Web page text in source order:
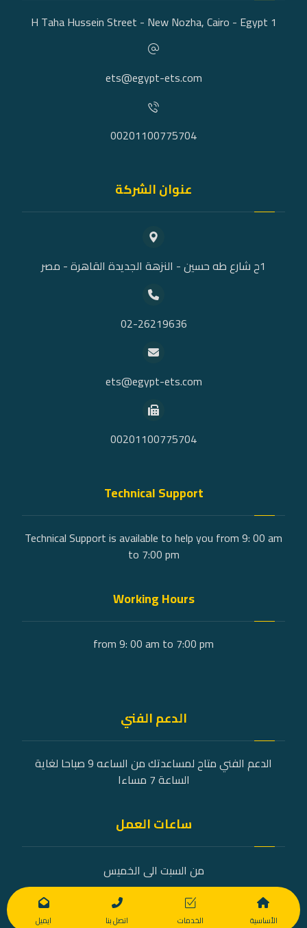
1 H Taha Hussein Street - New Nozha, Cairo - Egypt
ets@egypt-ets.com
00201100775704
عنوان الشركة
1ح شارع طه حسين - النزهة الجديدة القاهرة - مصر
02-26219636
ets@egypt-ets.com
00201100775704
Technical Support
Technical Support is available to help you from 9: 00 am
to 7:00 pm
Working Hours
from 9: 00 am to 7:00 pm
الدعم الفني
الدعم الفني متاح لمساعدتك من الساعه 9 صباحا لغاية
الساعة 7 مساءا
ساعات العمل
من السبت الى الخميس
9 صباحًا - 7 مساءً
الأساسية الخدمات اتصل بنا ايميل